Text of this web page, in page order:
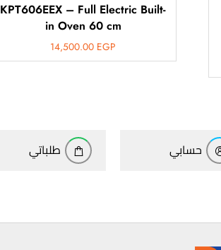
KPT606EEX – Full Electric Built-
in Oven 60 cm
14,500.00 EGP
حسابي طلباتي